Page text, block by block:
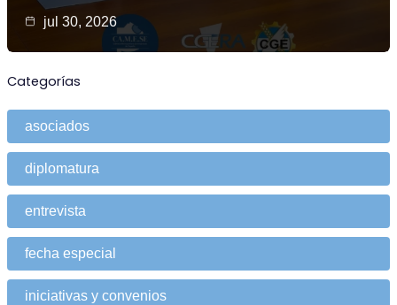
jul 30, 2026
Categorías
asociados
diplomatura
entrevista
fecha especial
iniciativas y convenios